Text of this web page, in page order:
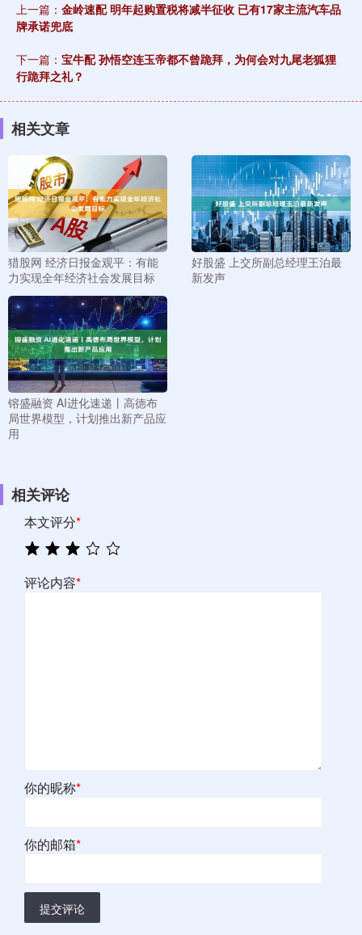
上一篇： 金岭速配 明年起购置税将减半征收 已有17家主流汽车品
牌承诺兜底
下一篇： 宝牛配 孙悟空连玉帝都不曾跪拜，为何会对九尾老狐狸
行跪拜之礼？
相关文章
猎股网 经济日报金观平：有能
力实现全年经济社会发展目标
好股盛 上交所副总经理王泊最
新发声
镕盛融资 AI进化速递丨高德布
局世界模型，计划推出新产品应
用
相关评论
本文评分*
评论内容*
你的昵称*
你的邮箱*
提交评论